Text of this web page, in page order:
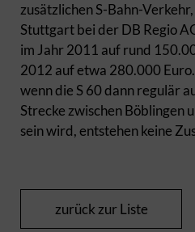
zusätzlichen S-Bahn-
Stuttgart bei der DB Regio
im Jahr 2011 auf rund
2012 auf etwa 280.000
wenn die S 60 dann regulär
Strecke zwischen Böblingen
sein wird, entstehen keine
zurück zur Liste